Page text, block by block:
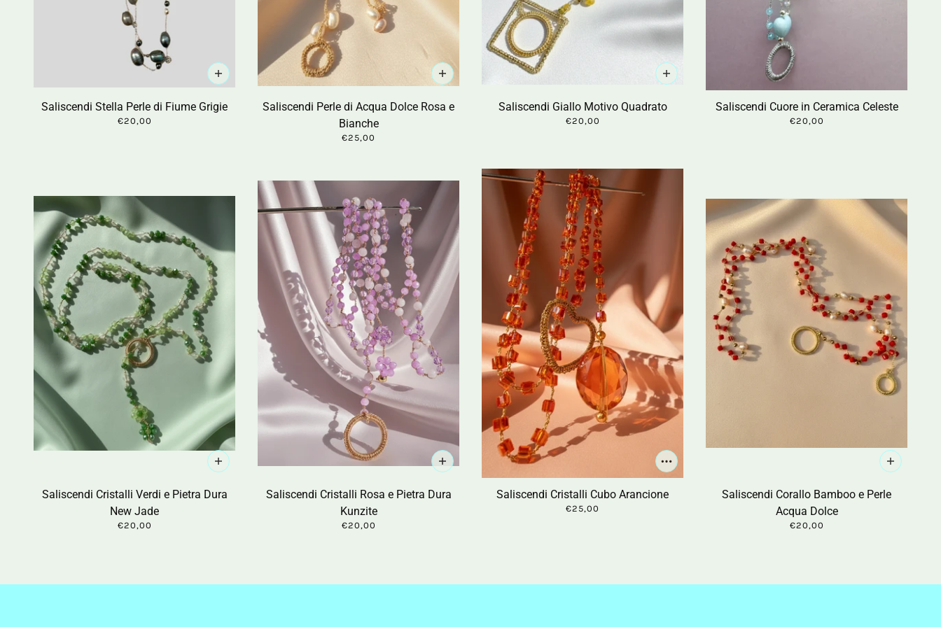
Saliscendi Stella Perle di Fiume Grigie
€20,00
Saliscendi Perle di Acqua Dolce Rosa e
Bianche
€25,00
Saliscendi Giallo Motivo Quadrato
€20,00
Saliscendi Cuore in Ceramica Celeste
€20,00
Saliscendi Cristalli Verdi e Pietra Dura
New Jade
€20,00
Saliscendi Cristalli Rosa e Pietra Dura
Kunzite
€20,00
Saliscendi Cristalli Cubo Arancione
€25,00
Saliscendi Corallo Bamboo e Perle
Acqua Dolce
€20,00